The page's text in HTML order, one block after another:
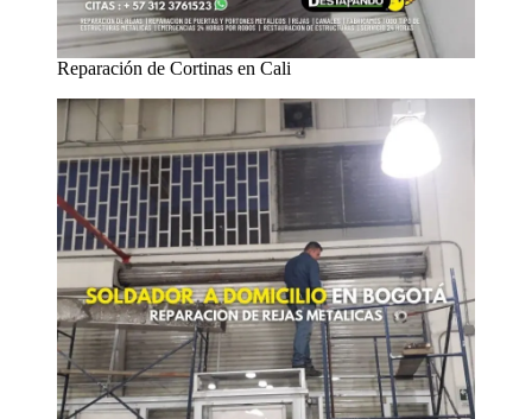
Reparación de Cortinas en Cali